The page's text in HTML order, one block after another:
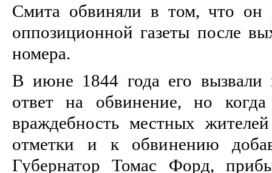
Смита обвиняли в том, что он
оппозиционной газеты после
номера.
В июне 1844 года его вызвали
ответ на обвинение, но
враждебность местных
отметки и к обвинению
Губернатор Томас Форд,